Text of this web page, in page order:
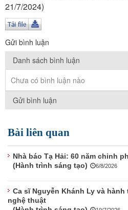
Vận hành bởi QI Corp
21/7/2024)
Gửi bình luận
Danh sách bình luận
Chưa có bình luận nào
Gửi bình luận
Bài liên quan
Nhà báo Tạ Hải: 60 năm chinh
(Hành trình sáng tạo)
6/8/2026
Ca sĩ Nguyễn Khánh Ly và
nghệ thuật